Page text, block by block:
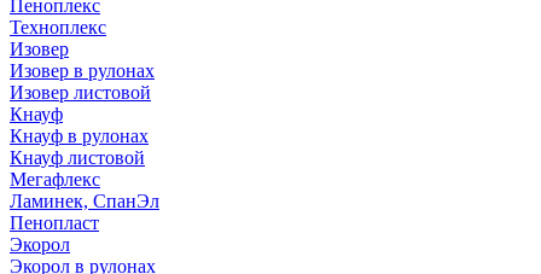
Пеноплекс
Техноплекс
Изовер
Изовер в рулонах
Изовер листовой
Кнауф
Кнауф в рулонах
Кнауф листовой
Мегафлекс
Ламинек, СпанЭл
Пенопласт
Экорол
Экорол в рулонах